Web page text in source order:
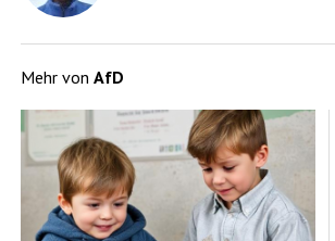
Mehr von AfD